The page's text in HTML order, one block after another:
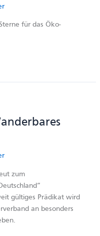
für das Öko-
zum
gültiges Prädikat wird
an besonders